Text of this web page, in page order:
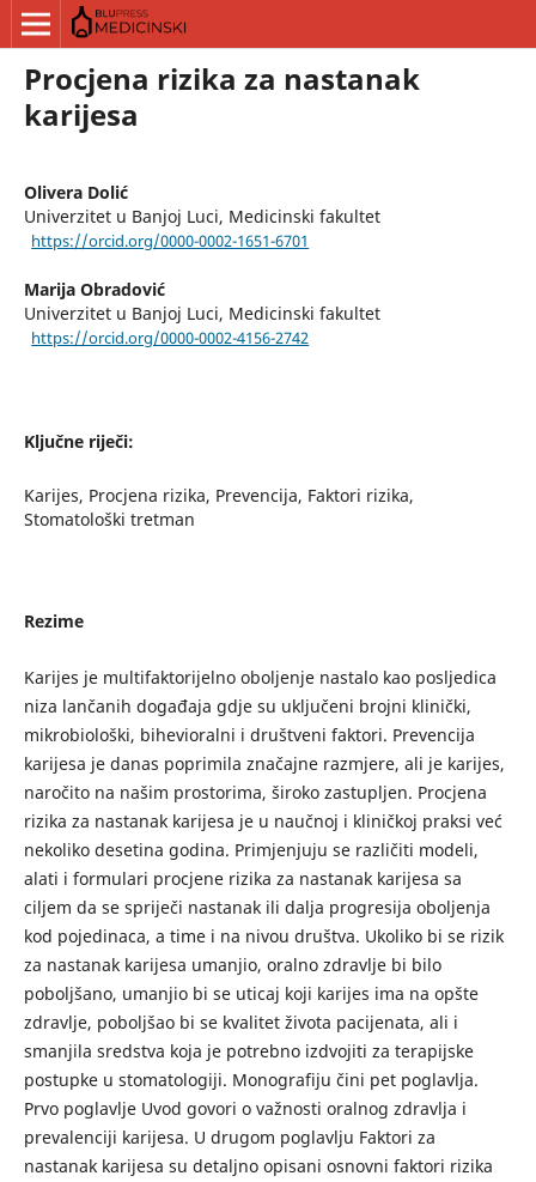
Procjena rizika za nastanak
karijesa
Olivera Dolić
Univerzitet u Banjoj Luci, Medicinski fakultet
https://orcid.org/0000-0002-1651-6701
Marija Obradović
Univerzitet u Banjoj Luci, Medicinski fakultet
https://orcid.org/0000-0002-4156-2742
Ključne riječi:
Karijes, Procjena rizika, Prevencija, Faktori rizika,
Stomatološki tretman
Rezime
Karijes je multifaktorijelno oboljenje nastalo kao posljedica
niza lančanih događaja gdje su uključeni brojni klinički,
mikrobiološki, bihevioralni i društveni faktori. Prevencija
karijesa je danas poprimila značajne razmjere, ali je karijes,
naročito na našim prostorima, široko zastupljen. Procjena
rizika za nastanak karijesa je u naučnoj i kliničkoj praksi već
nekoliko desetina godina. Primjenjuju se različiti modeli,
alati i formulari procjene rizika za nastanak karijesa sa
ciljem da se spriječi nastanak ili dalja progresija oboljenja
kod pojedinaca, a time i na nivou društva. Ukoliko bi se rizik
za nastanak karijesa umanjio, oralno zdravlje bi bilo
poboljšano, umanjio bi se uticaj koji karijes ima na opšte
zdravlje, poboljšao bi se kvalitet života pacijenata, ali i
smanjila sredstva koja je potrebno izdvojiti za terapijske
postupke u stomatologiji. Monografiju čini pet poglavlja.
Prvo poglavlje Uvod govori o važnosti oralnog zdravlja i
prevalenciji karijesa. U drugom poglavlju Faktori za
nastanak karijesa su detaljno opisani osnovni faktori rizika